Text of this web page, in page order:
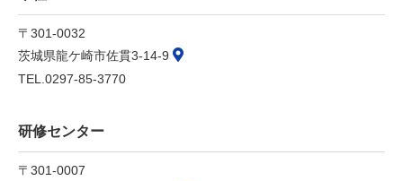
〒301-0032
茨城県龍ケ崎市佐貫3-14-9
TEL.0297-85-3770
研修センター
〒301-0007